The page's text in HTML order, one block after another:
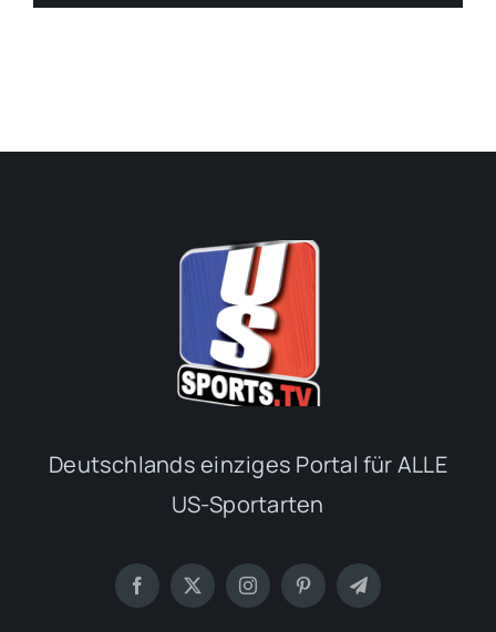
Deutschlands einziges Portal für ALLE
US-Sportarten